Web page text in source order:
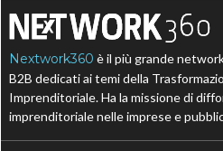
Nextwork360 è il più grande
B2B dedicati ai temi della
Imprenditoriale. Ha la missione di
imprenditoriale nelle imprese e